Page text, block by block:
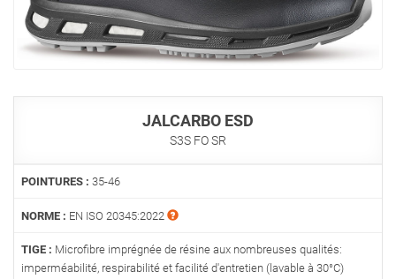
JALCARBO ESD
S3S FO SR
POINTURES : 35-46
NORME : EN ISO 20345:2022
TIGE : Microfibre imprégnée de résine aux nombreuses qualités:
imperméabilité, respirabilité et facilité d'entretien (lavable à 30°C)